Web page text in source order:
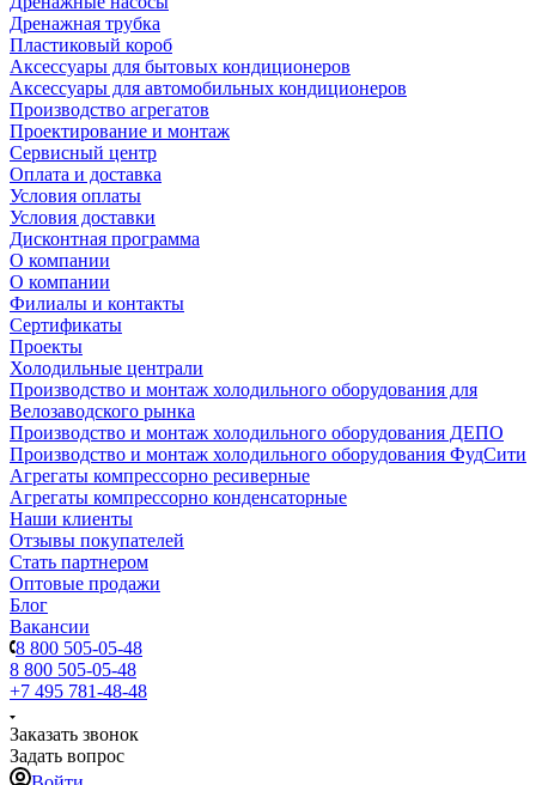
Дренажная трубка
Пластиковый короб
Аксессуары для бытовых кондиционеров
Аксессуары для автомобильных кондиционеров
Производство агрегатов
Проектирование и монтаж
Сервисный центр
Оплата и доставка
Условия оплаты
Условия доставки
Дисконтная программа
О компании
О компании
Филиалы и контакты
Сертификаты
Проекты
Холодильные централи
Производство и монтаж холодильного оборудования для
Велозаводского рынка
Производство и монтаж холодильного оборудования ДЕПО
Производство и монтаж холодильного оборудования ФудСити
Агрегаты компрессорно ресиверные
Агрегаты компрессорно конденсаторные
Наши клиенты
Отзывы покупателей
Стать партнером
Оптовые продажи
Блог
Вакансии
8 800 505-05-48
8 800 505-05-48
+7 495 781-48-48
Заказать звонок
Задать вопрос